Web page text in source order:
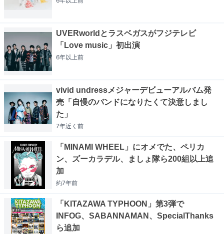
UVERworldとラスベガスがフジテレビ
「Love music」初出演
6年以上前
vivid undressメジャーデビューアルバム発
売「自慢のバンドになりたくて決意しまし
た」
7年近く 前
「MINAMI WHEEL」にオメでた、ペリカ
ン、ズーカラデル、ましょ隊ら200組以上追
加
約7年前
「KITAZAWA TYPHOON」第3弾で
INFOG、SABANNAMAN、SpecialThanks
ら追加